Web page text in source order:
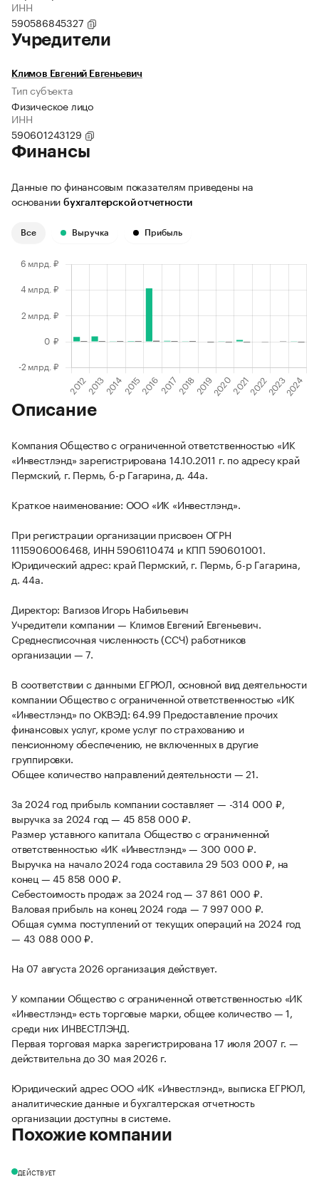
ИНН
590586845327
Учредители
Климов Евгений Евгеньевич
Тип субъекта
Физическое лицо
ИНН
590601243129
Финансы
Данные по финансовым показателям приведены на
основании бухгалтерской отчетности
Все Выручка Прибыль
Описание
Компания Общество с ограниченной ответственностью «ИК
«Инвестлэнд» зарегистрирована 14.10.2011 г. по адресу край
Пермский, г. Пермь, б-р Гагарина, д. 44а.
Краткое наименование: ООО «ИК «Инвестлэнд».
При регистрации организации присвоен ОГРН
1115906006468, ИНН 5906110474 и КПП 590601001.
Юридический адрес: край Пермский, г. Пермь, б-р Гагарина,
д. 44а.
Директор: Вагизов Игорь Набильевич
Учредители компании — Климов Евгений Евгеньевич.
Среднесписочная численность (ССЧ) работников
организации — 7.
В соответствии с данными ЕГРЮЛ, основной вид деятельности
компании Общество с ограниченной ответственностью «ИК
«Инвестлэнд» по ОКВЭД: 64.99 Предоставление прочих
финансовых услуг, кроме услуг по страхованию и
пенсионному обеспечению, не включенных в другие
группировки.
Общее количество направлений деятельности — 21.
За 2024 год прибыль компании составляет — -314 000 ₽,
выручка за 2024 год — 45 858 000 ₽.
Размер уставного капитала Общество с ограниченной
ответственностью «ИК «Инвестлэнд» — 300 000 ₽.
Выручка на начало 2024 года составила 29 503 000 ₽, на
конец — 45 858 000 ₽.
Себестоимость продаж за 2024 год — 37 861 000 ₽.
Валовая прибыль на конец 2024 года — 7 997 000 ₽.
Общая сумма поступлений от текущих операций на 2024 год
— 43 088 000 ₽.
На 07 августа 2026 организация действует.
У компании Общество с ограниченной ответственностью «ИК
«Инвестлэнд» есть торговые марки, общее количество — 1,
среди них ИНВЕСТЛЭНД.
Первая торговая марка зарегистрирована 17 июля 2007 г. —
действительна до 30 мая 2026 г.
Юридический адрес ООО «ИК «Инвестлэнд», выписка ЕГРЮЛ,
аналитические данные и бухгалтерская отчетность
организации доступны в системе.
Похожие компании
ДЕЙСТВУЕТ